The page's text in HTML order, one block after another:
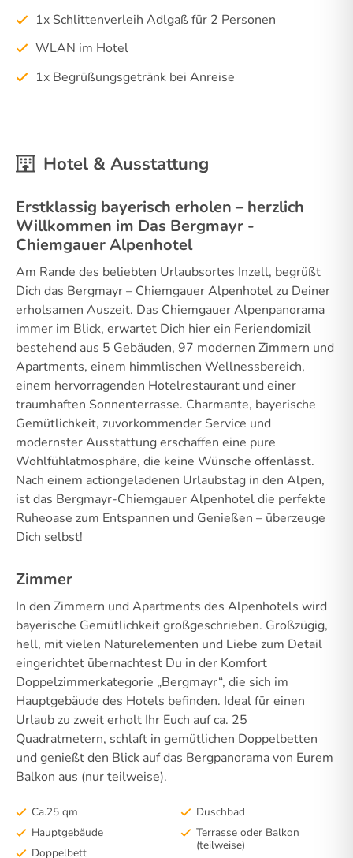
1x Schlittenverleih Adlgaß für 2 Personen
WLAN im Hotel
1x Begrüßungsgetränk bei Anreise
Hotel & Ausstattung
Erstklassig bayerisch erholen – herzlich
Willkommen im Das Bergmayr -
Chiemgauer Alpenhotel
Am Rande des beliebten Urlaubsortes Inzell, begrüßt
Dich das Bergmayr – Chiemgauer Alpenhotel zu Deiner
erholsamen Auszeit. Das Chiemgauer Alpenpanorama
immer im Blick, erwartet Dich hier ein Feriendomizil
bestehend aus 5 Gebäuden, 97 modernen Zimmern und
Apartments, einem himmlischen Wellnessbereich,
einem hervorragenden Hotelrestaurant und einer
traumhaften Sonnenterrasse. Charmante, bayerische
Gemütlichkeit, zuvorkommender Service und
modernster Ausstattung erschaffen eine pure
Wohlfühlatmosphäre, die keine Wünsche offenlässt.
Nach einem actiongeladenen Urlaubstag in den Alpen,
ist das Bergmayr-Chiemgauer Alpenhotel die perfekte
Ruheoase zum Entspannen und Genießen – überzeuge
Dich selbst!
Zimmer
In den Zimmern und Apartments des Alpenhotels wird
bayerische Gemütlichkeit großgeschrieben. Großzügig,
hell, mit vielen Naturelementen und Liebe zum Detail
eingerichtet übernachtest Du in der Komfort
Doppelzimmerkategorie „Bergmayr“, die sich im
Hauptgebäude des Hotels befinden. Ideal für einen
Urlaub zu zweit erholt Ihr Euch auf ca. 25
Quadratmetern, schlaft in gemütlichen Doppelbetten
und genießt den Blick auf das Bergpanorama von Eurem
Balkon aus (nur teilweise).
Ca.25 qm
Hauptgebäude
Doppelbett
Duschbad
Terrasse oder Balkon
(teilweise)